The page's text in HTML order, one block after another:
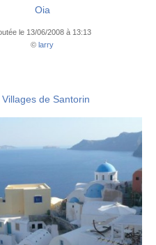
Oia
le 13/06/2008 à 13:13
©larry
Villages de Santorin